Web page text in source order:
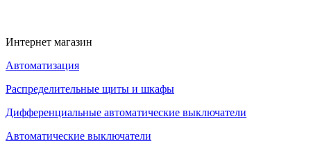
Интернет магазин
Автоматизация
Распределительные щиты и шкафы
Дифференциальные автоматические выключатели
Автоматические выключатели